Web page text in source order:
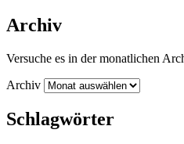
Archiv
Versuche es in der monatlichen
Archiv
Schlagwörter